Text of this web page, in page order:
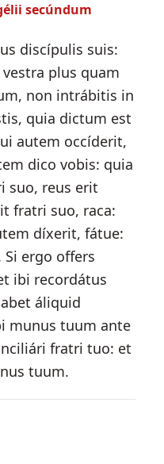
secúndum
discípulis suis:
plus quam
non intrábitis in
quia dictum est
autem occíderit,
dico vobis: quia
suo, reus erit
fratri suo, raca:
díxerit, fátue:
ergo offers
ibi recordátus
áliquid
munus tuum ante
fratri tuo: et
tuum.